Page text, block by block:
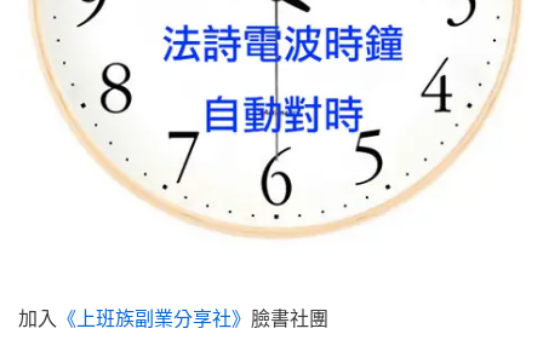
加入 《上班族副業分享社》 臉書社團